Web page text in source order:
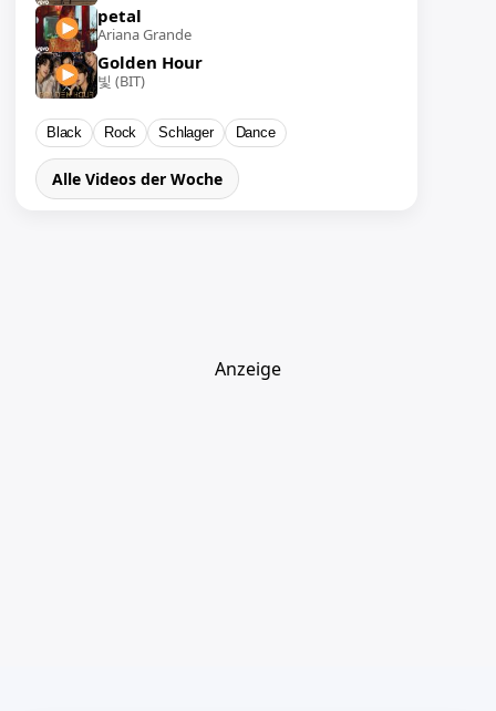
petal
Ariana Grande
Golden Hour
빛 (BIT)
Black Rock Schlager Dance
Alle Videos der Woche
Anzeige